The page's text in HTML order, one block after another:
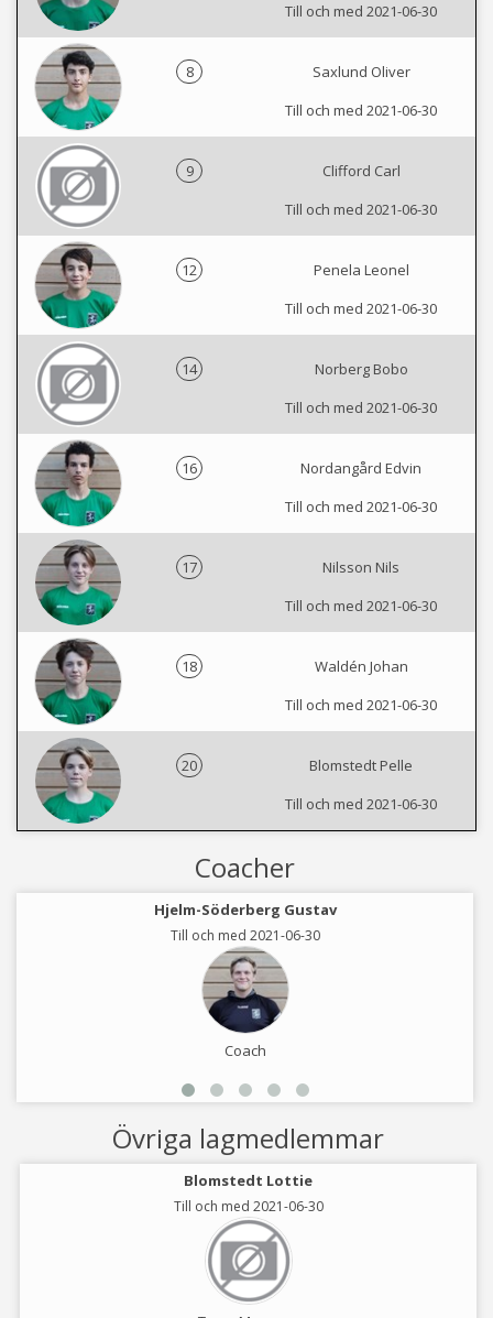
Till och med 2021-06-30
8
Saxlund Oliver
Till och med 2021-06-30
9
Clifford Carl
Till och med 2021-06-30
12
Penela Leonel
Till och med 2021-06-30
14
Norberg Bobo
Till och med 2021-06-30
16
Nordangård Edvin
Till och med 2021-06-30
17
Nilsson Nils
Till och med 2021-06-30
18
Waldén Johan
Till och med 2021-06-30
20
Blomstedt Pelle
Till och med 2021-06-30
Coacher
Hjelm-Söderberg Gustav
Till och med 2021-06-30
Coach
Övriga lagmedlemmar
Blomstedt Lottie
Till och med 2021-06-30